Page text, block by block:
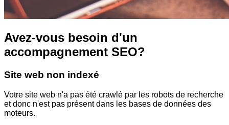
Avez-vous besoin d'un
accompagnement SEO?
Site web non indexé
Votre site web n'a pas été crawlé par les robots de recherche
et donc n'est pas présent dans les bases de données des
moteurs.